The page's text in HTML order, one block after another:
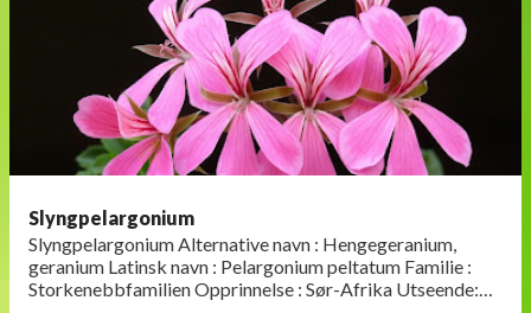
Slyngpelargonium
Slyngpelargonium Alternative navn : Hengegeranium,
geranium Latinsk navn : Pelargonium peltatum Familie :
Storkenebbfamilien Opprinnelse : Sør-Afrika Utseende: